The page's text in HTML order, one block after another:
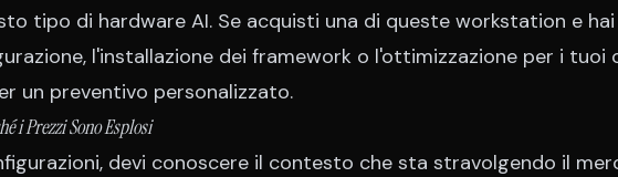
tipo di hardware AI. Se acquisti una di queste workstation e
l'installazione dei framework o l'ottimizzazione per i tuoi
un preventivo personalizzato.
i Prezzi Sono Esplosi
devi conoscere il contesto che sta stravolgendo il